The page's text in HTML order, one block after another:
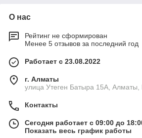
О нас
Рейтинг не сформирован
Менее 5 отзывов за последний год
Работает с 23.08.2022
г. Алматы
улица Утеген Батыра 15А, Алматы,
Контакты
Сегодня работает с 09:00 до
Показать весь график работы